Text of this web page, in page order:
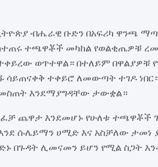
ብሔራዊ ቡድን በአፍሪካ ዋንጫ
ተጫዋቾች መካከል የወልቂጤዎቹ
ወጥተዋል። በተለይም በዋልያዎቹ
ሳይጠናቀቅ ተቀይሮ ለመውጣት ተገዶ
እንደማያግዳቸው ታውቋል።
ጨዋታ እንደመሆኑ የሁለቱ
ሱሌይማን ሀሚድ እና አስቻለው
በጉዳት ሊመናመን ይሆን የሚል ስጋት